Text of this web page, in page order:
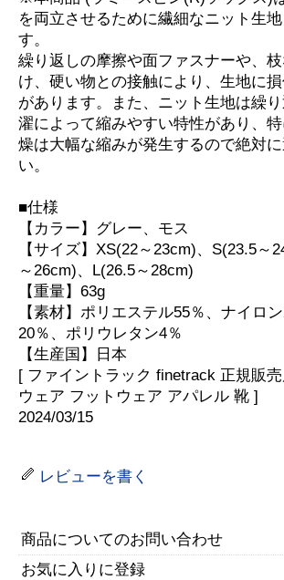
を両立させるために繊細なニット生
す。
繰り返しの摩擦や面ファスナーや、
け、硬い物との接触により、生地に
があります。また、ニット生地は繰
濯によって縮みやすい特性があり、
燥は大幅な縮みが発生するので絶対
い。
■仕様
【カラー】グレー、モス
【サイズ】XS(22～23cm)、S(23.5～
～26cm)、L(26.5～28cm)
【重量】63g
【素材】ポリエステル55％、ナイロ
20％、ポリウレタン4％
【生産国】日本
[ ファイントラック finetrack 正規販
ウェア フットウェア アパレル 靴 ]
2024/03/15
レビューを書く
商品についてのお問い合わせ
お気に入りに登録